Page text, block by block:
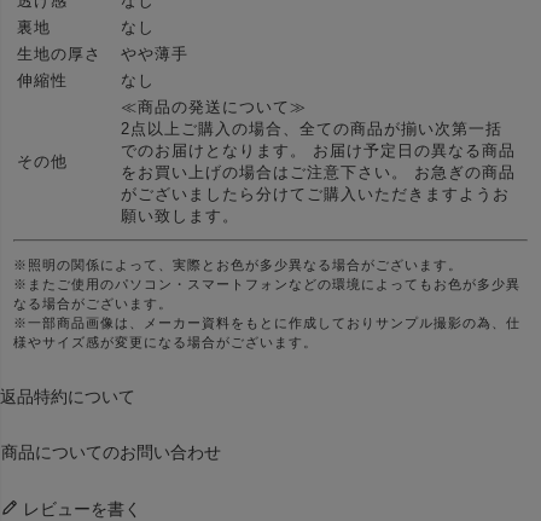
裏地
なし
生地の厚さ
やや薄手
伸縮性
なし
その他
≪商品の発送について≫
2点以上ご購入の場合、全ての商品が揃い次第一括
でのお届けとなります。 お届け予定日の異なる商品
をお買い上げの場合はご注意下さい。 お急ぎの商品
がございましたら分けてご購入いただきますようお
願い致します。
※照明の関係によって、実際とお色が多少異なる場合がございます。
※またご使用のパソコン・スマートフォンなどの環境によってもお色が多少異
なる場合がございます。
※一部商品画像は、メーカー資料をもとに作成しておりサンプル撮影の為、仕
様やサイズ感が変更になる場合がございます。
返品特約について
商品についてのお問い合わせ
レビューを書く